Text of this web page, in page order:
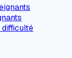
difficulté